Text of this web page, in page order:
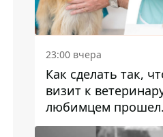
23:00 вчера
Как сделать так,
визит к
любимцем прошел
спокойно: